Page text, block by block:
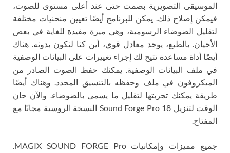
الموسيقى التصويرية بصمت حتى عند أعلى مستوى للصوت،
فيمكن إصلاح ذلك. يمكن للبرنامج أيضًا تعيين منحنيات مختلفة
لتقليل الضوضاء الرسومية، وهي ميزة مفيدة للغاية في بعض
الأحيان. بالطبع، يوجد معادل قوي، أين كنا لنكون بدونه. هناك
أيضًا أداة مساعدة تتيح لك إجراء تغييرات على البيانات الوصفية
في ملف البيانات الوصفية. يمكنك حفظ الصوت الصادر من
الميكروفون في ملف وحفظه بالتنسيق المحدد. وهناك أيضًا
طريقة يمكنك تجربتها لتقليل ما يسمى بالضوضاء. والآن حان
الوقت لتنزيل Sound Forge Pro 18 النسخة الروسية مجانًا مع
المفتاح.
جميع مميزات وإمكانيات MAGIX SOUND FORGE Pro.